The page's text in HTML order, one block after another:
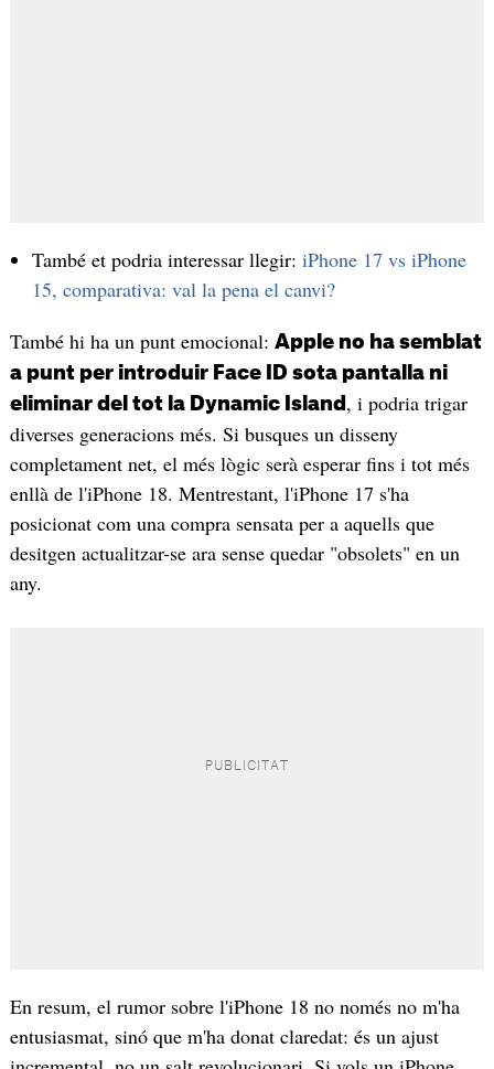
També et podria interessar llegir: iPhone 17 vs iPhone
15, comparativa: val la pena el canvi?
També hi ha un punt emocional: Apple no ha semblat
a punt per introduir Face ID sota pantalla ni
eliminar del tot la Dynamic Island , i podria trigar
diverses generacions més. Si busques un disseny
completament net, el més lògic serà esperar fins i tot més
enllà de l'iPhone 18. Mentrestant, l'iPhone 17 s'ha
posicionat com una compra sensata per a aquells que
desitgen actualitzar-se ara sense quedar "obsolets" en un
any.
En resum, el rumor sobre l'iPhone 18 no només no m'ha
entusiasmat, sinó que m'ha donat claredat: és un ajust